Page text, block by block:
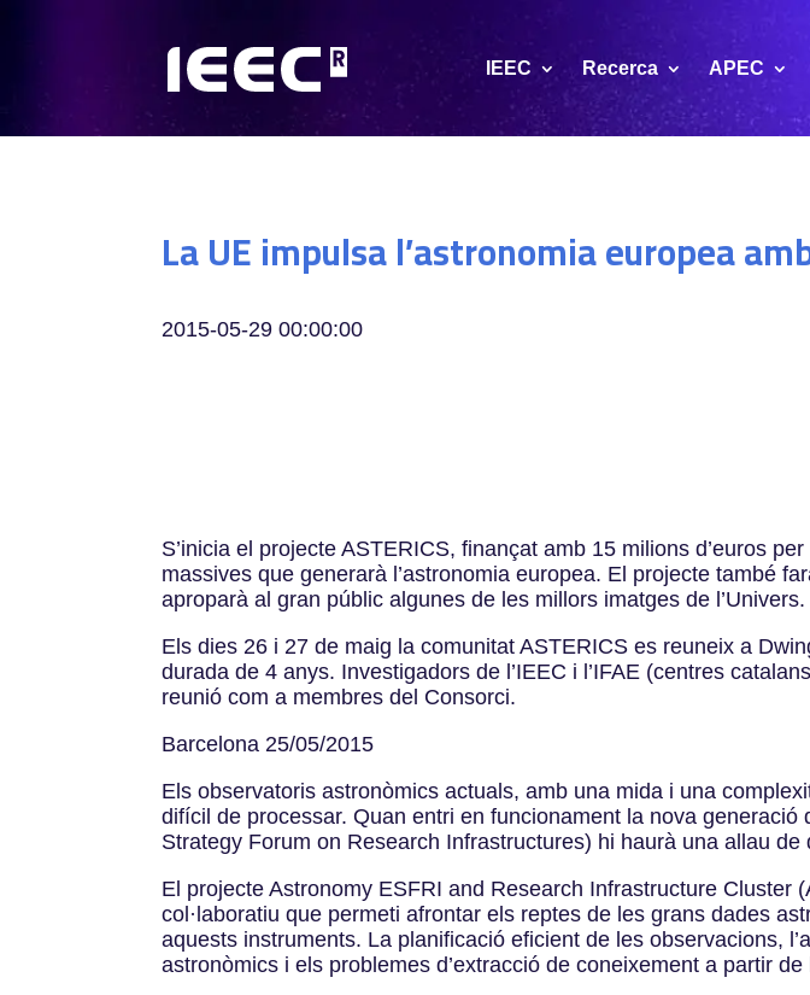
IEEC Recerca APEC
La UE impulsa l’astronomia europea
2015-05-29 00:00:00
S’inicia el projecte ASTERICS, finançat amb 15 milions d’euros
massives que generarà l’astronomia europea. El projecte també
aproparà al gran públic algunes de les millors imatges de l’Univers.
Els dies 26 i 27 de maig la comunitat ASTERICS es reuneix a
durada de 4 anys. Investigadors de l’IEEC i l’IFAE (centres
reunió com a membres del Consorci.
Barcelona 25/05/2015
Els observatoris astronòmics actuals, amb una mida i una
difícil de processar. Quan entri en funcionament la nova
Strategy Forum on Research Infrastructures) hi haurà una allau de
El projecte Astronomy ESFRI and Research Infrastructure Cluster
col·laboratiu que permeti afrontar els reptes de les grans dades
aquests instruments. La planificació eficient de les observacions,
astronòmics i els problemes d’extracció de coneixement a partir